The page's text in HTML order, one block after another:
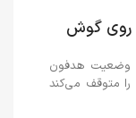
روی گوش
وضعیت هدفون
متوقف می‌کند